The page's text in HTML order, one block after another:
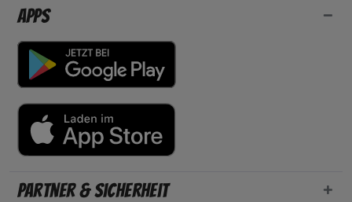
Apps
Partner & Sicherheit